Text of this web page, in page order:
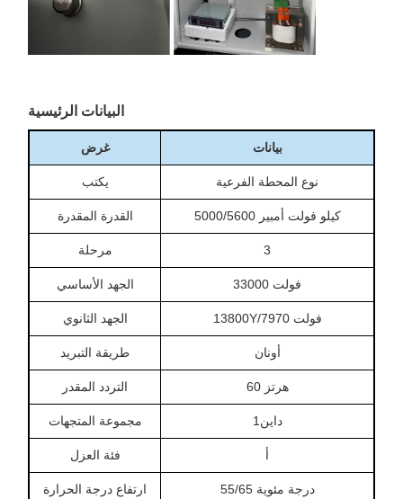
البيانات الرئيسية
غرض بيانات
يكتب نوع المحطة الفرعية
القدرة المقدرة 5000/5600 كيلو فولت أمبير
مرحلة 3
الجهد الأساسي 33000 فولت
الجهد الثانوي 13800Y/7970 فولت
طريقة التبريد أونان
التردد المقدر 60 هرتز
مجموعة المتجهات داين1
فئة العزل أ
ارتفاع درجة الحرارة 55/65 درجة مئوية